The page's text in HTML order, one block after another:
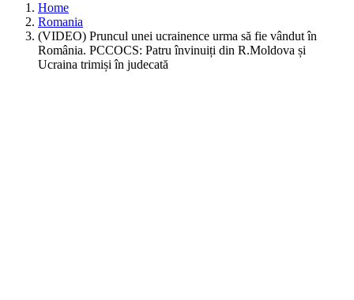
Home
Romania
(VIDEO) Pruncul unei ucrainence urma să fie vândut în
România. PCCOCS: Patru învinuiți din R.Moldova și
Ucraina trimiși în judecată